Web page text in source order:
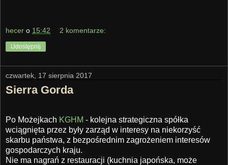
hecer o 15:42 2 komentarze:
Udostępnij
czwartek, 17 sierpnia 2017
Sierra Gorda
Po Możejkach KGHM - kolejna strategiczna spółka
wciągnięta przez były zarząd w interesy na niekorzyść
skarbu państwa, z bezpośrednim zagrożeniem interesów
gospodarczych kraju.
Nie ma nagrań z restauracji (kuchnia japońska, może